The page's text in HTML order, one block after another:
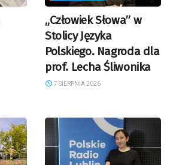
„Człowiek Słowa” w
Stolicy Języka
Polskiego. Nagroda dla
prof. Lecha Śliwonika
7 SIERPNIA 2026